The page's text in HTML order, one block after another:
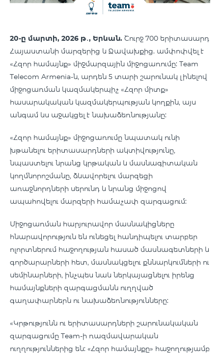
20-ը մարտի, 2026 թ․, Երևան. Շուրջ 700 երիտասարդ
Հայաստանի մարզերից և Ջավախքից. ամփոփվել է
«Հզոր համայնք» միջմարզային միջոցառումը: Team
Telecom Armenia-ն, արդեն 5 տարի շարունակ լինելով
միջոցառման կազմակերպիչ «Հզոր միտք»
հասարակական կազմակերպության կողքին, այս
անգամ ևս աջակցել է նախաձեռնությանը:
«Հզոր համայնք» միջոցառումը նպատակ ունի
խթանելու երիտասարդների ակտիվությունը,
նպաստելու նրանց կրթական և մասնագիտական
կողմնորոշմանը, ձևավորելու մարզեցի
առաջնորդների սերունդ և նրանց միջոցով
ապահովելու մարզերի համաչափ զարգացում:
Միջոցառման հարյուրավոր մասնակիցները
հնարավորություն են ունեցել հանդիպելու տարբեր
ոլորտներում հաջողության հասած մասնագետների և
գործարարների հետ, մասնակցելու քննարկումների ու
սեմինարների, ինչպես նաև ներկայացնելու իրենց
համայնքների զարգացմանն ուղղված
գաղափարներն ու նախաձեռնությունները:
«Կրթությունն ու երիտասարդների շարունակական
զարգացումը Team-ի ռազմավարական
ուղղություններից են: «Հզոր համայնքը» հաջողությամբ